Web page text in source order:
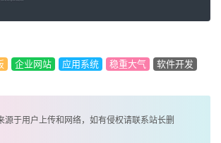
企业网站 应用系统 稳重大气 软件开发
源于用户上传和网络，如有侵权请联系站长删